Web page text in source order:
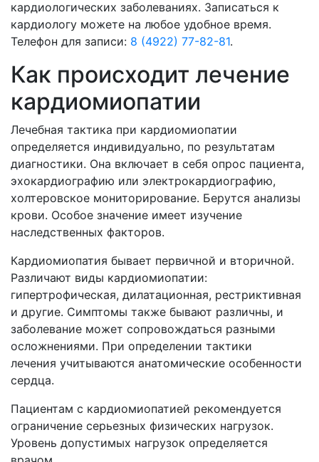
кардиологических заболеваниях. Записаться к
кардиологу можете на любое удобное время.
Телефон для записи: 8 (4922) 77-82-81.
Как происходит лечение
кардиомиопатии
Лечебная тактика при кардиомиопатии
определяется индивидуально, по результатам
диагностики. Она включает в себя опрос пациента,
эхокардиографию или электрокардиографию,
холтеровское мониторирование. Берутся анализы
крови. Особое значение имеет изучение
наследственных факторов.
Кардиомиопатия бывает первичной и вторичной.
Различают виды кардиомиопатии:
гипертрофическая, дилатационная, рестриктивная
и другие. Симптомы также бывают различны, и
заболевание может сопровождаться разными
осложнениями. При определении тактики
лечения учитываются анатомические особенности
сердца.
Пациентам с кардиомиопатией рекомендуется
ограничение серьезных физических нагрузок.
Уровень допустимых нагрузок определяется